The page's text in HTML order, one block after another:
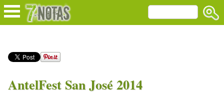
AntelFest San José 2014